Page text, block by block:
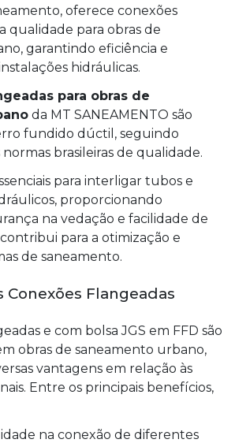
oferece conexões
qualidade para obras de
garantindo eficiência e
hidráulicas.
para obras de
da MT SANEAMENTO são
fundido dúctil, seguindo
brasileiras de qualidade.
para interligar tubos e
proporcionando
na vedação e facilidade de
para a otimização e
de saneamento.
Conexões Flangeadas
e com bolsa JGS em FFD são
obras de saneamento urbano,
vantagens em relação às
Entre os principais benefícios,